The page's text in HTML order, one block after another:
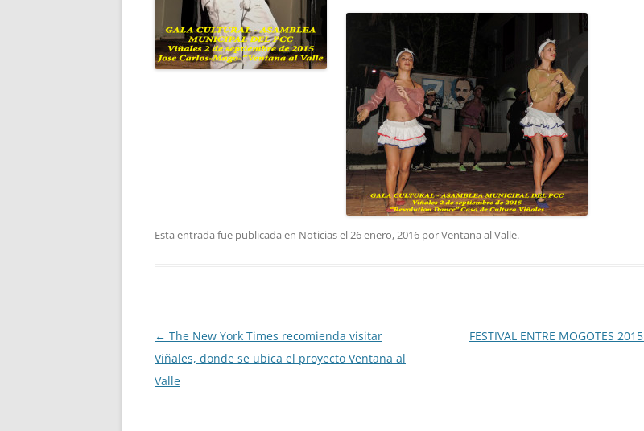
Esta entrada fue publicada en Noticiasel26 enero, 2016 porVentana al Valle.
Navegación
de
entradas
← The New York Times recomienda visitar
Viñales, donde se ubica el proyecto Ventana al
Valle
FESTIVAL ENTRE MOGOTES 2015